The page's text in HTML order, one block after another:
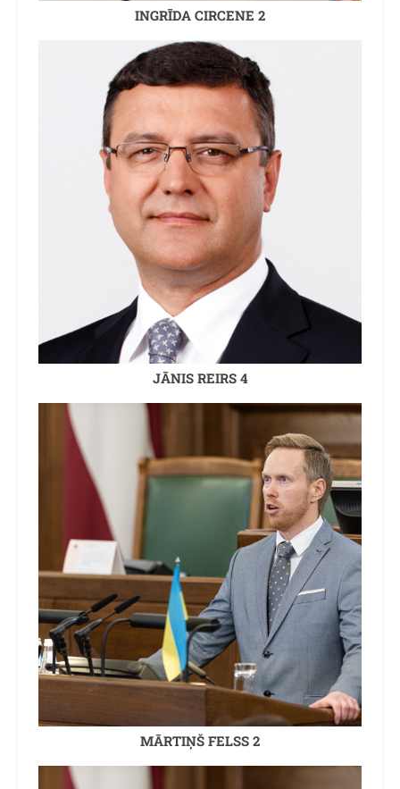
INGRĪDA CIRCENE 2
JĀNIS REIRS 4
MĀRTIŅŠ FELSS 2